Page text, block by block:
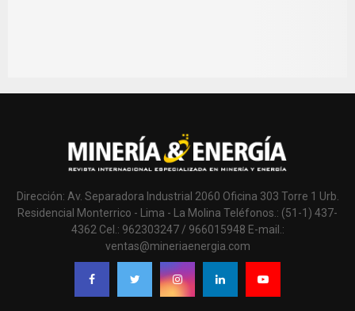
Dirección: Av. Separadora Industrial 2060 Oficina 303 Torre 1 Urb.
Residencial Monterrico - Lima - La Molina Teléfonos.: (51-1) 437-
4362 Cel.: 962303247 / 966015948 E-mail.:
ventas@mineriaenergia.com